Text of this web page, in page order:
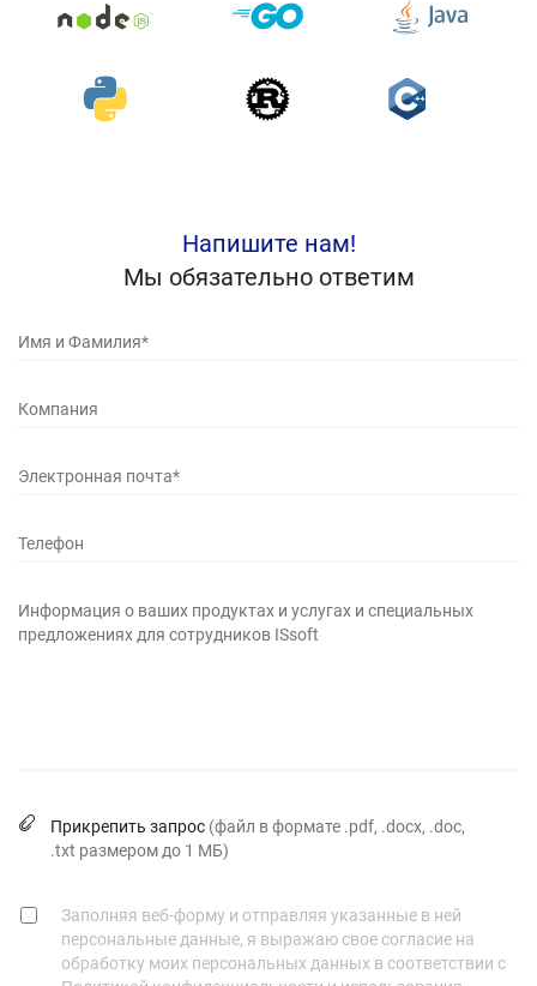
Напишите нам!
Мы обязательно ответим
Имя и Фамилия*
Компания
Электронная почта*
Телефон
Информация о ваших продуктах и услугах и специальных
предложениях для сотрудников ISsoft
Прикрепить запрос (файл в формате .pdf, .docx, .doc,
.txt размером до 1 MБ)
Заполняя веб-форму и отправляя указанные в ней
персональные данные, я выражаю свое согласие на
обработку моих персональных данных в соответствии с